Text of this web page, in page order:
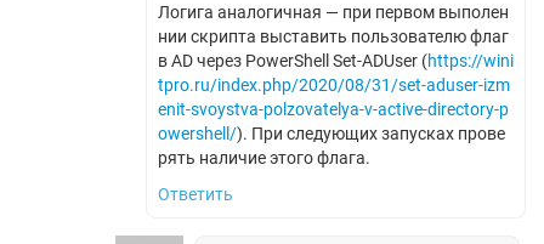
Логига аналогичная — при первом выполен
нии скрипта выставить пользователю флаг
в AD через PowerShell Set-ADUser (https://wini
tpro.ru/index.php/2020/08/31/set-aduser-izm
enit-svoystva-polzovatelya-v-active-directory-p
owershell/). При следующих запусках прове
рять наличие этого флага.
Ответить